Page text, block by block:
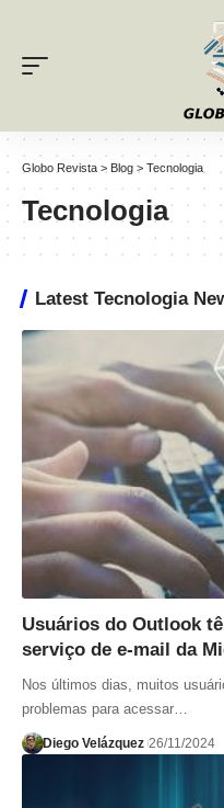
Globo Revista > Blog > Tecnologia
Tecnologia
Latest Tecnologia
Usuários do Outlook
serviço de e-mail da
Nos últimos dias, muitos
problemas para acessar…
Diego Velázquez 26/11/2024